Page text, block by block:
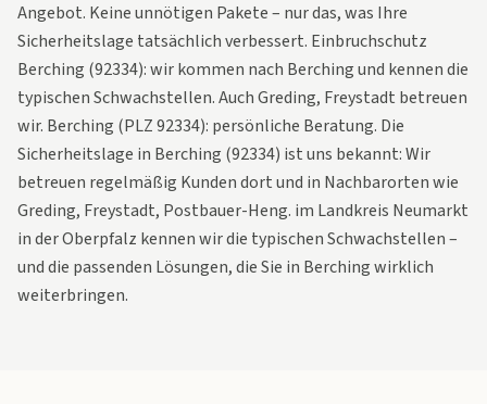
Angebot. Keine unnötigen Pakete – nur das, was Ihre
Sicherheitslage tatsächlich verbessert. Einbruchschutz
Berching (92334): wir kommen nach Berching und kennen die
typischen Schwachstellen. Auch Greding, Freystadt betreuen
wir. Berching (PLZ 92334): persönliche Beratung. Die
Sicherheitslage in Berching (92334) ist uns bekannt: Wir
betreuen regelmäßig Kunden dort und in Nachbarorten wie
Greding, Freystadt, Postbauer-Heng. im Landkreis Neumarkt
in der Oberpfalz kennen wir die typischen Schwachstellen –
und die passenden Lösungen, die Sie in Berching wirklich
weiterbringen.